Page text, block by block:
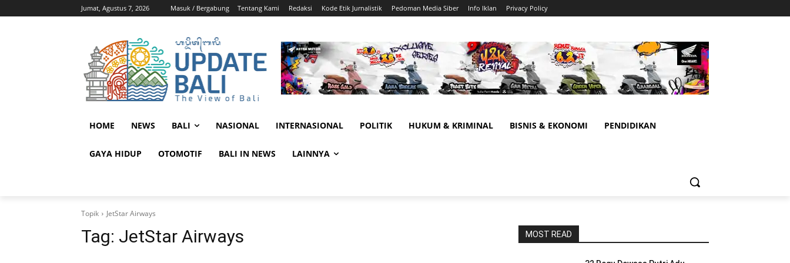
Jumat, Agustus 7, 2026 Masuk / Bergabung Tentang Kami Redaksi Kode Etik Jurnalistik Pedoman Media Siber Info Iklan Privacy Policy
HOME NEWS BALI NASIONAL INTERNASIONAL POLITIK HUKUM & KRIMINAL BISNIS & EKONOMI PENDIDIKAN
GAYA HIDUP OTOMOTIF BALI IN NEWS LAINNYA
Topik JetStar Airways
Tag: JetStar Airways MOST READ